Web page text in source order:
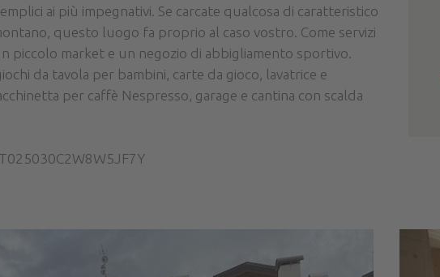
ai più impegnativi. Se carcate qualcosa di caratteristico
questo luogo fa proprio al caso vostro. Come servizi
piccolo market e un negozio di abbigliamento sportivo.
da tavola per bambini, carte da gioco, lavatrice e
per caffè Nespresso, garage e cantina con scalda